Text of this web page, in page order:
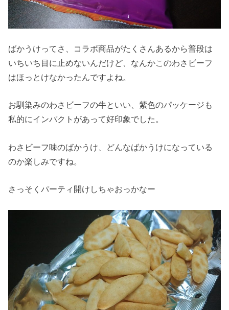
ばかうけってさ、コラボ商品がたくさんあるから普段は
いちいち目に止めないんだけど、なんかこのわさビーフ
はほっとけなかったんですよね。
お馴染みのわさビーフの牛といい、紫色のパッケージも
私的にインパクトがあって好印象でした。
わさビーフ味のばかうけ、どんなばかうけになっている
のか楽しみですね。
さっそくパーティ開けしちゃおっかなー